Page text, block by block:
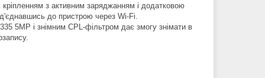
з активним заряджанням і додатковою
до пристрою через Wi-Fi.
5MP і знімним CPL-фільтром дає змогу знімати в